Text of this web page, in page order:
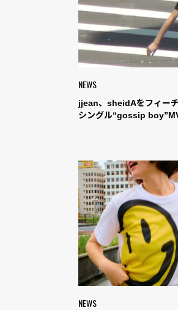
NEWS
jjean、sheidAをフィー
シングル“gossip
NEWS